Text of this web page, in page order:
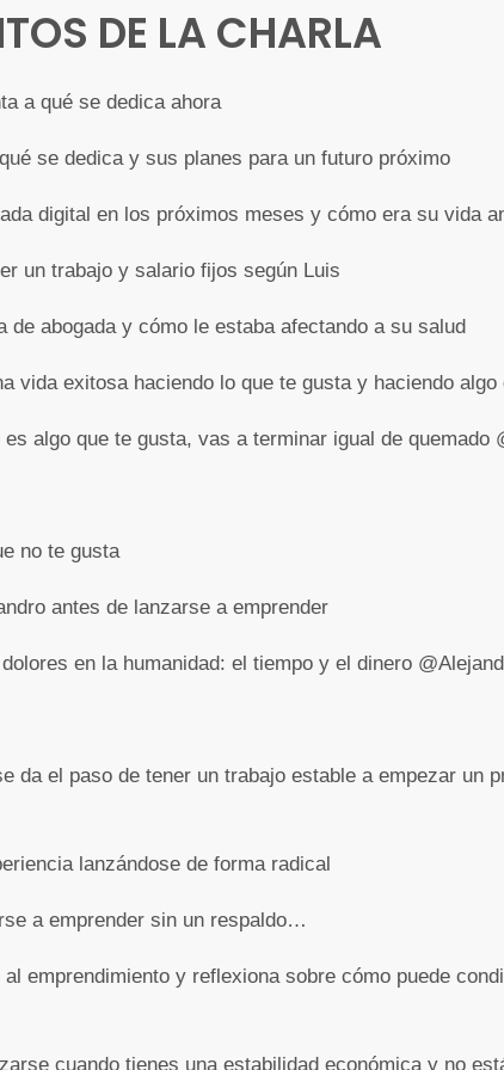
DE LA CHARLA
a qué se dedica ahora
se dedica y sus planes para un futuro próximo
digital en los próximos meses y cómo era su vida
un trabajo y salario fijos según Luis
de abogada y cómo le estaba afectando a su salud
vida exitosa haciendo lo que te gusta y haciendo algo
algo que te gusta, vas a terminar igual de quemado
no te gusta
antes de lanzarse a emprender
en la humanidad: el tiempo y el dinero
da el paso de tener un trabajo estable a empezar un
lanzándose de forma radical
a emprender sin un respaldo…
emprendimiento y reflexiona sobre cómo puede
cuando tienes una estabilidad económica y no